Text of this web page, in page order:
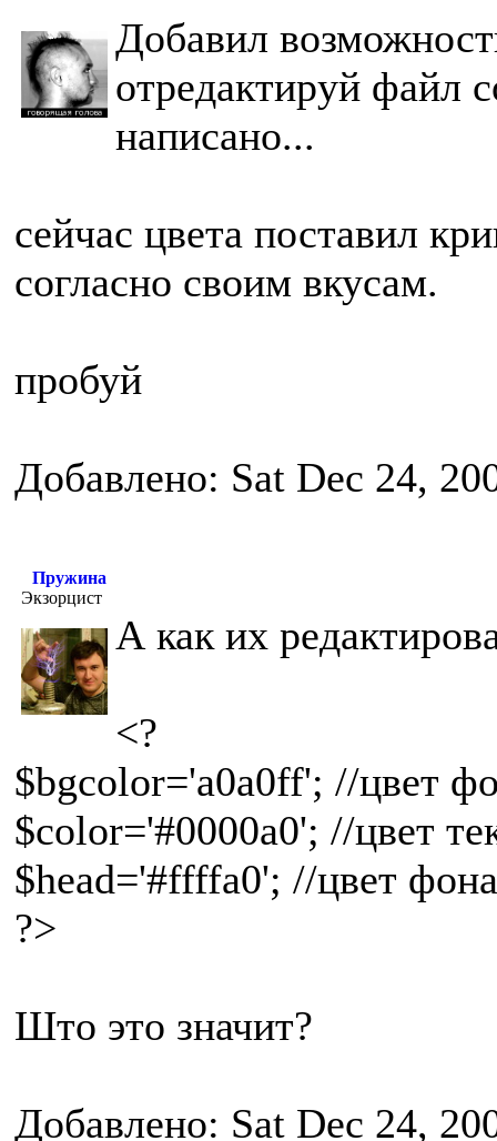
Добавил
отредактируй файл
написано...
сейчас цвета поставил
согласно своим вкусам.
пробуй
Добавлено: Sat Dec 24,
Пружина
Экзорцист
А как их
<?
$bgcolor='a0a0ff'; //цвет
$color='#0000a0'; //цвет
$head='#ffffa0'; //цвет
?>
Што это значит?
Добавлено: Sat Dec 24,